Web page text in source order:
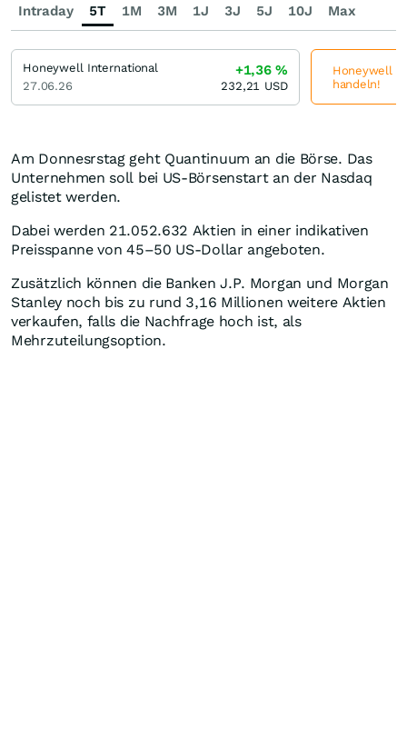
Am Donnesrstag geht Quantinuum an die Börse. Das
Unternehmen soll bei US-Börsenstart an der Nasdaq
gelistet werden.
Dabei werden 21.052.632 Aktien in einer indikativen
Preisspanne von 45–50 US-Dollar angeboten.
Zusätzlich können die Banken J.P. Morgan und Morgan
Stanley noch bis zu rund 3,16 Millionen weitere Aktien
verkaufen, falls die Nachfrage hoch ist, als
Mehrzuteilungsoption.
Intraday 5T 1M 3M 1J 3J 5J 10J Max
Honeywell International
27.06.26
+1,36%
232,21 USD
Honeywell
handeln!